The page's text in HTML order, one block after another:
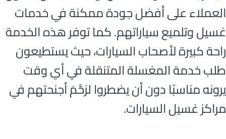
العملاء على أفضل جودة ممكنة في خدمات
غسيل وتلميع سياراتهم. كما توفر هذه الخدمة
راحة كبيرة لأصحاب السيارات، حيث يستطيعون
طلب خدمة المغسلة المتنقلة في أي وقت
يرونه مناسبًا دون أن يضطروا لزحَّمَ أجنحتهم في
مراكز غسيل السيارات.